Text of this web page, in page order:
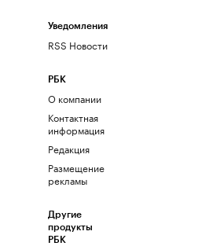
Уведомления
RSS Новости
РБК
О компании
Контактная
информация
Редакция
Размещение
рекламы
Другие
продукты
РБК